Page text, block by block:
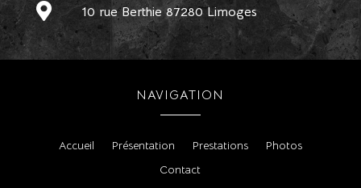
 10 rue Berthie 87280 Limoges
NAVIGATION
Accueil Présentation Prestations
Photos
Contact